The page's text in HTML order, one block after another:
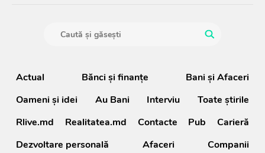
Actual Bănci şi finanţe
Bani și Afaceri
Oameni şi idei
Au Bani Interviu
Toate știrile
Rlive.md
Realitatea.md Contacte Pub
Carieră
Dezvoltare personală
Afaceri Companii